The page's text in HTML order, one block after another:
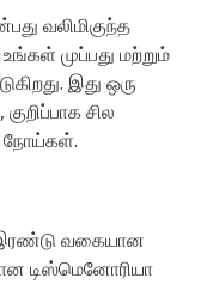
வலிமிகுந்த
முப்பது மற்றும்
இது ஒரு
சில
நோய்கள்.
இரண்டு வகையான
டிஸ்மெனோரியா